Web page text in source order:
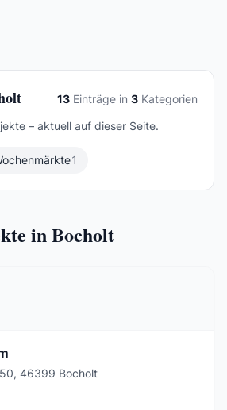
13 Einträge in 3 Kategorien
– aktuell auf dieser Seite.
1
in Bocholt
46399 Bocholt